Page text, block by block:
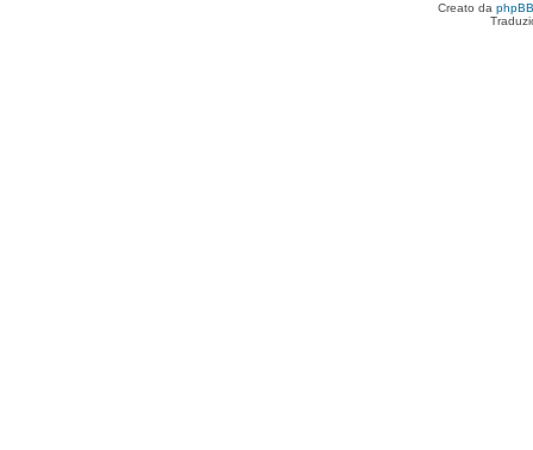
Creato da phpBB